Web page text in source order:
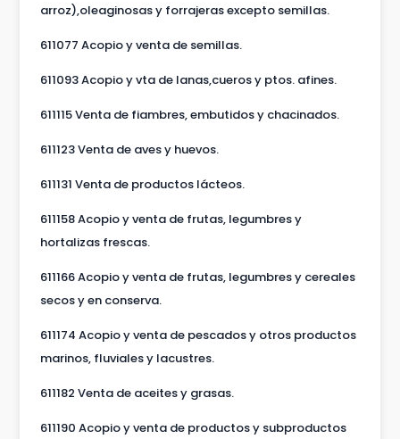
arroz),oleaginosas y forrajeras excepto semillas.
611077 Acopio y venta de semillas.
611093 Acopio y vta de lanas,cueros y ptos. afines.
611115 Venta de fiambres, embutidos y chacinados.
611123 Venta de aves y huevos.
611131 Venta de productos lácteos.
611158 Acopio y venta de frutas, legumbres y
hortalizas frescas.
611166 Acopio y venta de frutas, legumbres y cereales
secos y en conserva.
611174 Acopio y venta de pescados y otros productos
marinos, fluviales y lacustres.
611182 Venta de aceites y grasas.
611190 Acopio y venta de productos y subproductos